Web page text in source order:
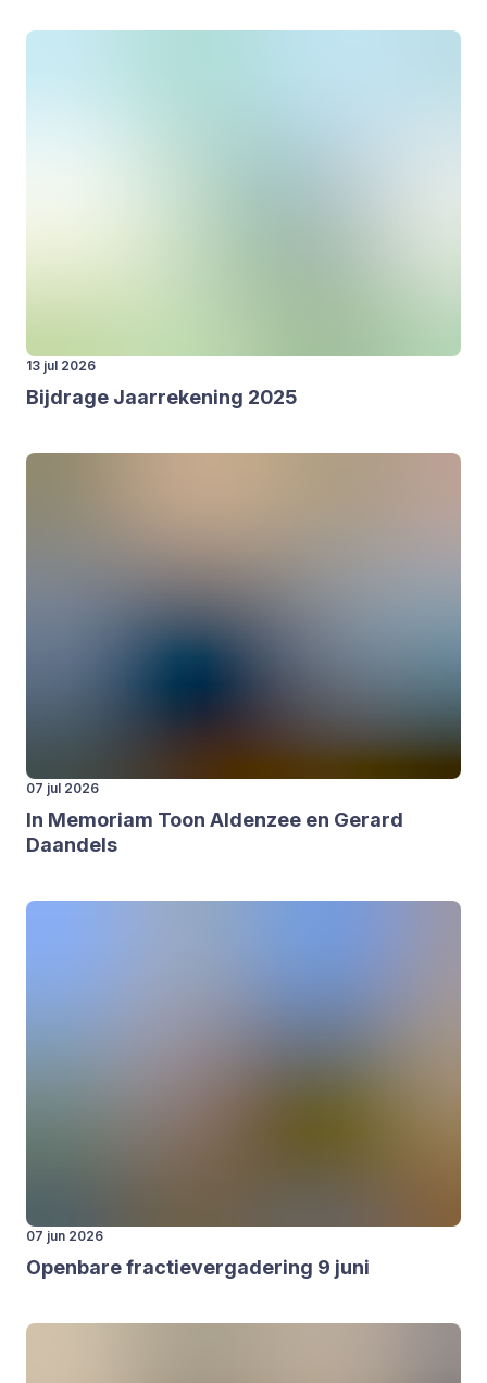
13 jul 2026
Bij­dra­ge Jaar­re­ke­ning 2025
07 jul 2026
In Memo­ri­am Toon Alden­zee en Gerard
Daan­dels
07 jun 2026
Open­ba­re frac­tie­ver­ga­de­ring 9 juni